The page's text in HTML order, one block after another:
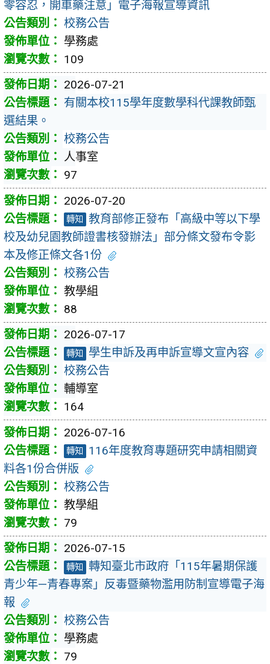
零容忍，開車藥注意」電子海報宣導資訊
校務公告
學務處
109
2026-07-21
有關本校115學年度數學科代課教師甄
選結果。
校務公告
人事室
97
2026-07-20
轉知
教育部修正發布「高級中等以下學
校及幼兒園教師證書核發辦法」部分條文發布令影
本及修正條文各1份
校務公告
教學組
88
2026-07-17
轉知
學生申訴及再申訴宣導文宣內容
校務公告
輔導室
164
2026-07-16
轉知
116年度教育專題研究申請相關資
料各1份合併版
校務公告
教學組
79
2026-07-15
轉知
轉知臺北市政府「115年暑期保護
青少年—青春專案」反毒暨藥物濫用防制宣導電子海
報
校務公告
學務處
79